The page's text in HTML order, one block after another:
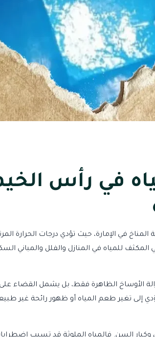
في رأس
المناخ في الإمارة، حيث تؤدي درجات الحرارة
للمياه في المنازل والفلل والمباني
الأوساخ الظاهرة فقط، بل يشمل القضاء على
إلى تغير طعم المياه أو ظهور رائحة غير